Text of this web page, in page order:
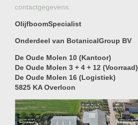
contactgegevens:
OlijfboomSpecialist
Onderdeel van BotanicalGroup BV
De Oude Molen 10 (Kantoor)
De Oude Molen 3 + 4 + 12 (Voorraad)
De Oude Molen 16 (Logistiek)
5825 KA Overloon